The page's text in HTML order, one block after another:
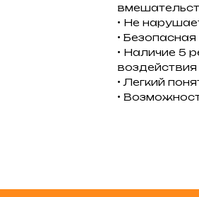
• Не
•
• Наличие 5
воздействия
• Легкий
•